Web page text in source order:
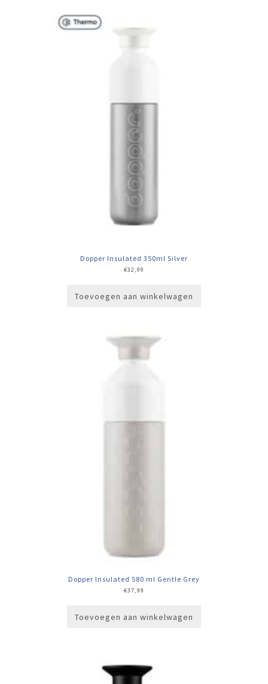
Dopper Insulated 350ml Silver
€32,99
Toevoegen aan winkelwagen
Dopper Insulated 580 ml Gentle Grey
€37,99
Toevoegen aan winkelwagen